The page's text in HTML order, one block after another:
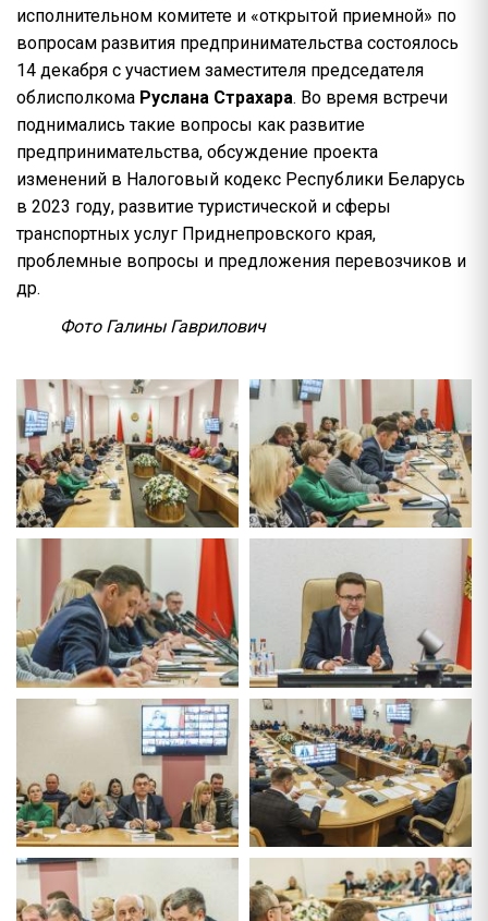
исполнительном комитете и «открытой приемной» по
вопросам развития предпринимательства состоялось
14 декабря с участием заместителя председателя
облисполкома Руслана Страхара. Во время встречи
поднимались такие вопросы как развитие
предпринимательства, обсуждение проекта
изменений в Налоговый кодекс Республики Беларусь
в 2023 году, развитие туристической и сферы
транспортных услуг Приднепровского края,
проблемные вопросы и предложения перевозчиков и
др.
Фото Галины Гаврилович